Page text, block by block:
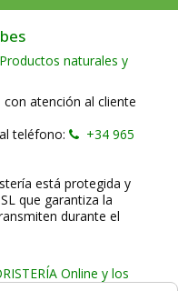
naturales y
atención al cliente
teléfono:
+34 965
está protegida y
que garantiza la
durante el
Online y los